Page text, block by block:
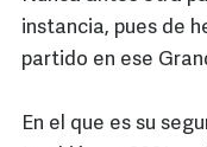
instancia, pues de
partido en ese
En el que es su